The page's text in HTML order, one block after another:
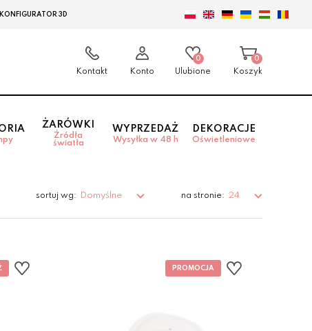
KONFIGURATOR 3D
Kontakt Konto
0
Ulubione
0
Koszyk
ŻARÓWKI
Źródła
światła
WYPRZEDAŻ
Wysyłka w 48 h
DEKORACJE
Oświetleniowe
sortuj wg: Domyślne na stronie: 24